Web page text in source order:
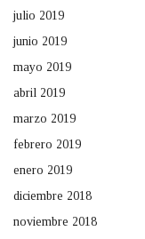
julio 2019
junio 2019
mayo 2019
abril 2019
marzo 2019
febrero 2019
enero 2019
diciembre 2018
noviembre 2018